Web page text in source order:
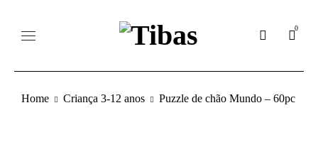
0
Home Criança 3-12 anos Puzzle de chão Mundo – 60pc